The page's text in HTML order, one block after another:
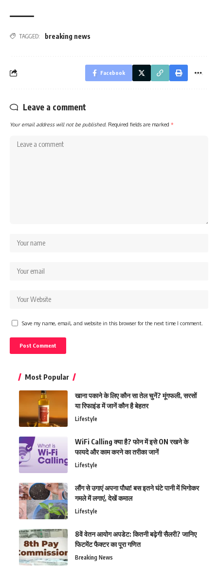
TAGGED: breaking news
Facebook
Leave a comment
Your email address will not be published. Required fields are marked *
Save my name, email, and website in this browser for the next time I comment.
Most Popular
खाना पकाने के लिए कौन सा तेल चुनें? मूंगफली, सरसों
या रिफाइंड में जानें कौन है बेहतर
Lifestyle
WiFi Calling क्या है? फोन में इसे ON रखने के
फायदे और काम करने का तरीका जानें
Lifestyle
लौंग से उगाएं अपना पौधा! बस इतने घंटे पानी में भिगोकर
गमले में लगाएं, देखें कमाल
Lifestyle
8वें वेतन आयोग अपडेट: कितनी बढ़ेगी सैलरी? जानिए
फिटमेंट फैक्टर का पूरा गणित
Breaking News